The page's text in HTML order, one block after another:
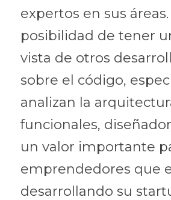
expertos en sus áreas.
posibilidad de tener
vista de otros
sobre el código,
analizan la
funcionales,
un valor importante
emprendedores que
desarrollando su